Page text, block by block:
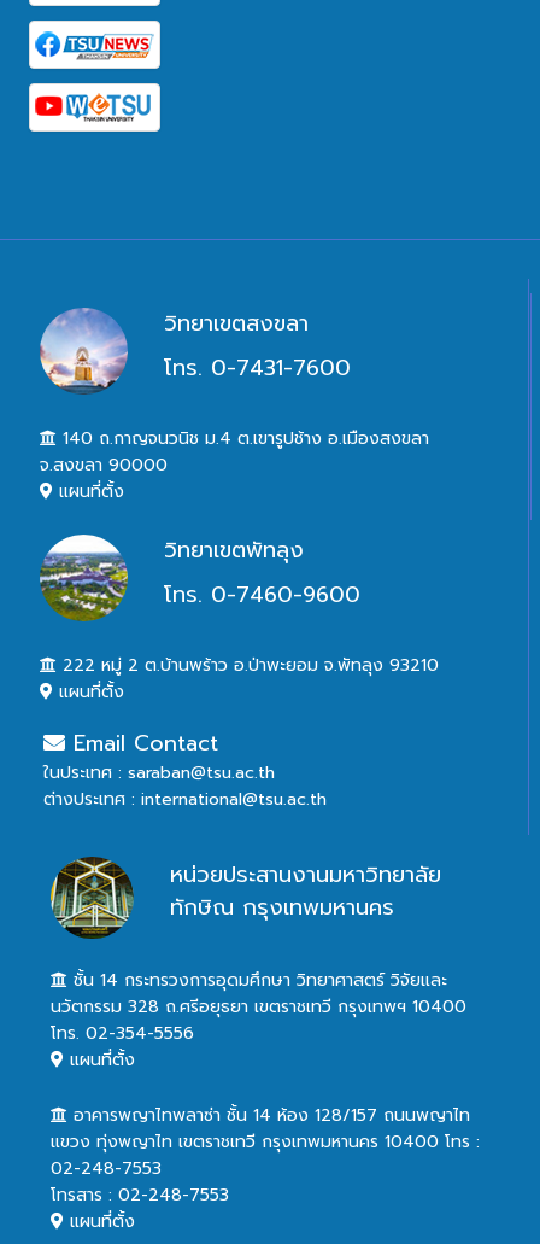
วิทยาเขตสงขลา
โทร. 0-7431-7600
140 ถ.กาญจนวนิช ม.4 ต.เขารูปช้าง อ.เมืองสงขลา
จ.สงขลา 90000
แผนที่ตั้ง
วิทยาเขตพัทลุง
โทร. 0-7460-9600
222 หมู่ 2 ต.บ้านพร้าว อ.ป่าพะยอม จ.พัทลุง 93210
แผนที่ตั้ง
Email Contact
ในประเทศ : saraban@tsu.ac.th
ต่างประเทศ : international@tsu.ac.th
หน่วยประสานงานมหาวิทยาลัย
ทักษิณ กรุงเทพมหานคร
ชั้น 14 กระทรวงการอุดมศึกษา วิทยาศาสตร์ วิจัยและ
นวัตกรรม 328 ถ.ศรีอยุธยา เขตราชเทวี กรุงเทพฯ 10400
โทร. 02-354-5556
แผนที่ตั้ง
อาคารพญาไทพลาซ่า ชั้น 14 ห้อง 128/157 ถนนพญาไท
แขวง ทุ่งพญาไท เขตราชเทวี กรุงเทพมหานคร 10400 โทร :
02-248-7553
โทรสาร : 02-248-7553
แผนที่ตั้ง